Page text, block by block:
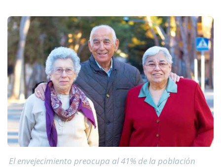
El envejecimiento preocupa al 41% de la población